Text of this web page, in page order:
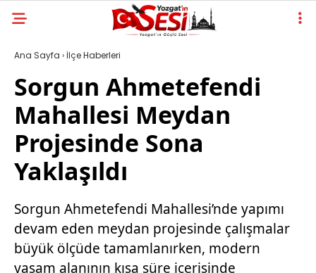
Ana Sayfa › İlçe Haberleri
Sorgun Ahmetefendi
Mahallesi Meydan
Projesinde Sona
Yaklaşıldı
Sorgun Ahmetefendi Mahallesi’nde yapımı
devam eden meydan projesinde çalışmalar
büyük ölçüde tamamlanırken, modern
yaşam alanının kısa süre içerisinde